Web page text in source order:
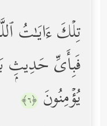
تِلۡكَ ءَایَـٰتُ
فَبِأَیِّ حَدِیثِۭ
یُؤۡمِنُونَ ﴿٦﴾